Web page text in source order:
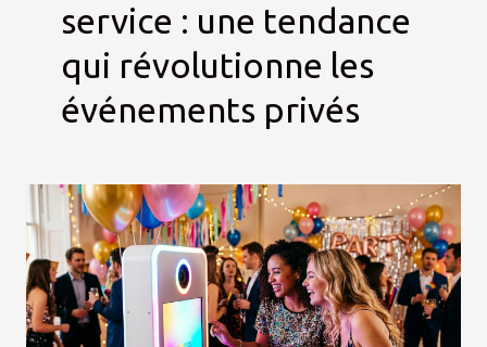
service : une tendance
qui révolutionne les
événements privés